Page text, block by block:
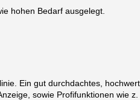
hohen Bedarf ausgelegt.
Ein gut durchdachtes,
sowie Profifunktionen wie